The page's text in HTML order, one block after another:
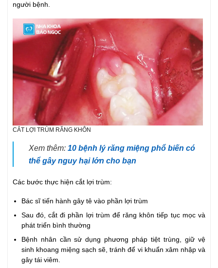
người bệnh.
CẮT LỢI TRÙM RĂNG KHÔN
Xem thêm: 10 bệnh lý răng miệng phổ biến có
thể gây nguy hại lớn cho bạn
Các bước thực hiện cắt lợi trùm:
Bác sĩ tiến hành gây tê vào phần lợi trùm
Sau đó, cắt đi phần lợi trùm để răng khôn tiếp tục mọc và
phát triển bình thường
Bệnh nhân cần sử dụng phương pháp tiệt trùng, giữ vệ
sinh khoang miệng sạch sẽ, tránh để vi khuẩn xâm nhập và
gây tái viêm.